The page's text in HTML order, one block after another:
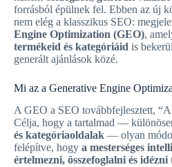
forrásból épülnek fel. Ebben az új
nem elég a klasszikus SEO:
Engine Optimization (GEO),
termékeid és kategóriáid is
generált ajánlások közé.
Mi az a Generative Engine
A GEO a SEO továbbfejlesztett,
Célja, hogy a tartalmad —
és kategóriaoldalak — olyan
felépítve, hogy a mesterséges
értelmezni, összefoglalni és